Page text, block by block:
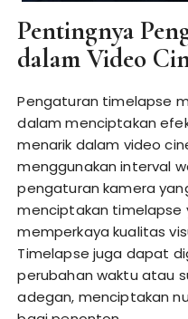
Pentingnya
dalam Video
Pengaturan timelapse
dalam menciptakan
menarik dalam video
menggunakan interval
pengaturan kamera
menciptakan timelapse
memperkaya kualitas
Timelapse juga dapat
perubahan waktu atau
adegan, menciptakan